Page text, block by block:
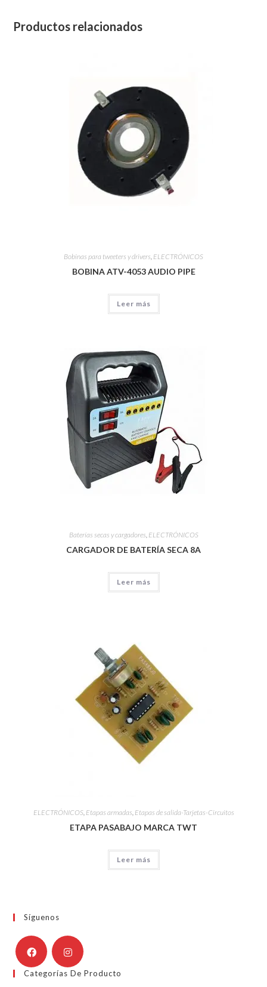
Productos relacionados
Bobinas para tweeters y drivers, ELECTRÓNICOS
BOBINA ATV-4053 AUDIO PIPE
Leer más
Baterías secas y cargadores ELECTRÓNICOS
CARGADOR DE BATERÍA SECA 8A
Leer más
ELECTRÓNICOS, Etapas armadas, Etapas de salida-Tarjetas-Circuitos
ETAPA PASABAJO MARCA TWT
Leer más
Síguenos
Categorías De Producto